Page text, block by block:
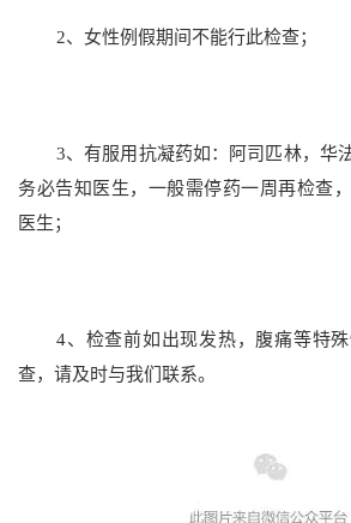
2、女性例假期间不能行此检查；
3、有服用抗凝药如：阿司匹林，华
务必告知医生，一般需停药一周再检查
医生；
4、检查前如出现发热，腹痛等特
查，请及时与我们联系。